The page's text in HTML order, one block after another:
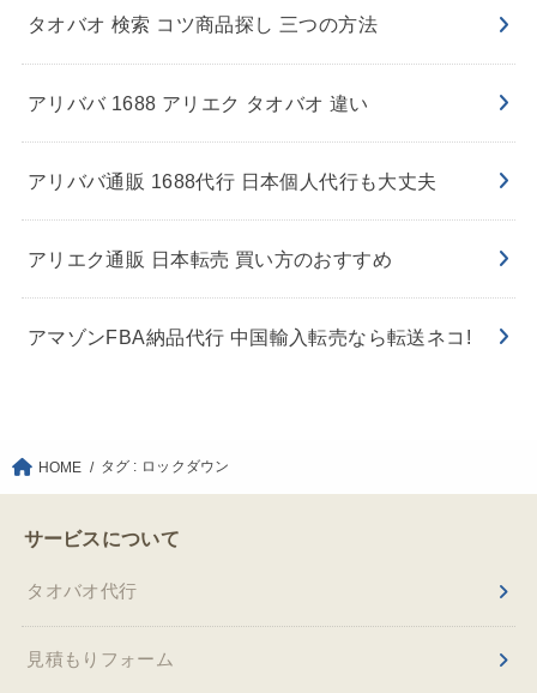
タオバオ 検索 コツ商品探し 三つの方法
アリババ 1688 アリエク タオバオ 違い
アリババ通販 1688代行 日本個人代行も大丈夫
アリエク通販 日本転売 買い方のおすすめ
アマゾンFBA納品代行 中国輸入転売なら転送ネコ!
HOME タグ : ロックダウン
サービスについて
タオバオ代行
見積もりフォーム